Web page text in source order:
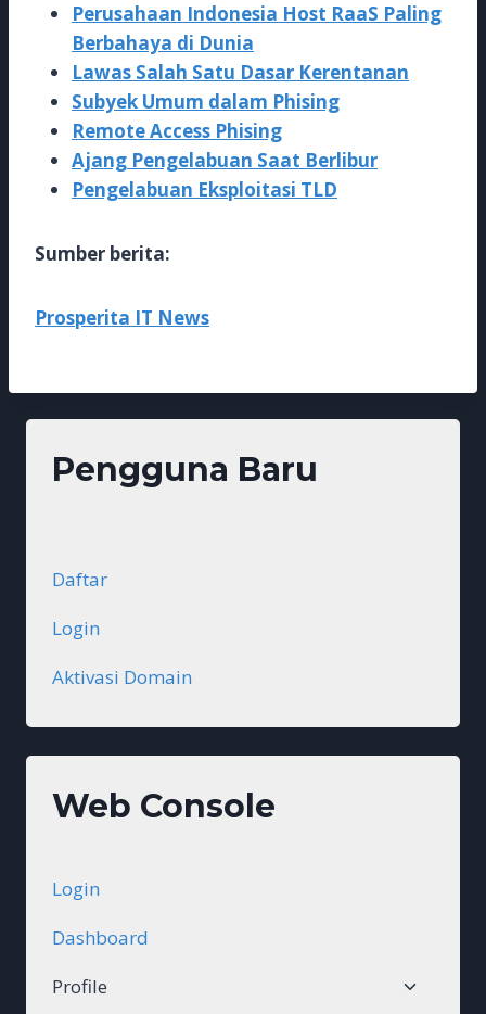
Perusahaan Indonesia Host RaaS Paling
Berbahaya di Dunia
Lawas Salah Satu Dasar Kerentanan
Subyek Umum dalam Phising
Remote Access Phising
Ajang Pengelabuan Saat Berlibur
Pengelabuan Eksploitasi TLD
Sumber berita:
Prosperita IT News
Pengguna Baru
Daftar
Login
Aktivasi Domain
Web Console
Login
Dashboard
Profile
Toggle